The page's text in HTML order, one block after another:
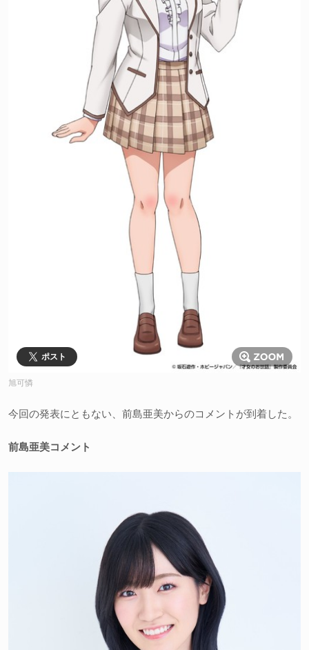
ポスト
旭可憐
今回の発表にともない、前島亜美からのコメントが到着した。
前島亜美コメント